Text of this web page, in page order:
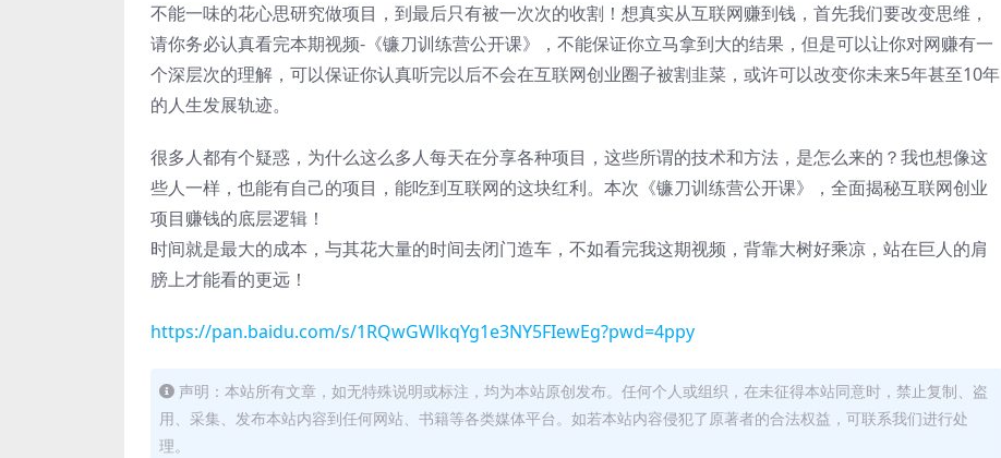
不能一味的花心思研究做项目，到最后只有被一次次的收割！想真实从互联网赚到钱，首先我们要改变思维，
请你务必认真看完本期视频-《镰刀训练营公开课》，不能保证你立马拿到大的结果，但是可以让你对网赚有一
个深层次的理解，可以保证你认真听完以后不会在互联网创业圈子被割韭菜，或许可以改变你未来5年甚至10年
的人生发展轨迹。
很多人都有个疑惑，为什么这么多人每天在分享各种项目，这些所谓的技术和方法，是怎么来的？我也想像这
些人一样，也能有自己的项目，能吃到互联网的这块红利。本次《镰刀训练营公开课》，全面揭秘互联网创业
项目赚钱的底层逻辑！
时间就是最大的成本，与其花大量的时间去闭门造车，不如看完我这期视频，背靠大树好乘凉，站在巨人的肩
膀上才能看的更远！
https://pan.baidu.com/s/1RQwGWlkqYg1e3NY5FIewEg?pwd=4ppy
声明：本站所有文章，如无特殊说明或标注，均为本站原创发布。任何个人或组织，在未征得本站同意时，禁止复制、盗
用、采集、发布本站内容到任何网站、书籍等各类媒体平台。如若本站内容侵犯了原著者的合法权益，可联系我们进行处
理。